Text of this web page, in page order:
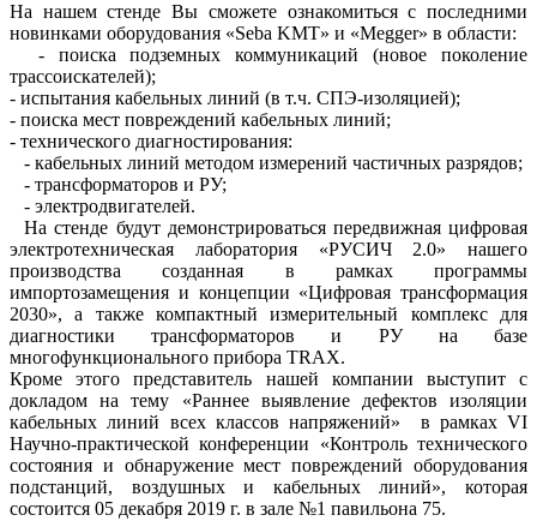
На нашем стенде Вы сможете ознакомиться с последними
новинками оборудования «Seba KMT» и «Megger» в области:
- поиска подземных коммуникаций (новое поколение
трассоискателей);
- испытания кабельных линий (в т.ч. СПЭ-изоляцией);
- поиска мест повреждений кабельных линий;
- технического диагностирования:
- кабельных линий методом измерений частичных разрядов;
- трансформаторов и РУ;
- электродвигателей.
На стенде будут демонстрироваться передвижная цифровая
электротехническая лаборатория «РУСИЧ 2.0» нашего
производства созданная в рамках программы
импортозамещения и концепции «Цифровая трансформация
2030», а также компактный измерительный комплекс для
диагностики трансформаторов и РУ на базе
многофункционального прибора TRAX.
Кроме этого представитель нашей компании выступит с
докладом на тему «Раннее выявление дефектов изоляции
кабельных линий всех классов напряжений» в рамках VI
Научно-практической конференции «Контроль технического
состояния и обнаружение мест повреждений оборудования
подстанций, воздушных и кабельных линий», которая
состоится 05 декабря 2019 г. в зале №1 павильона 75.